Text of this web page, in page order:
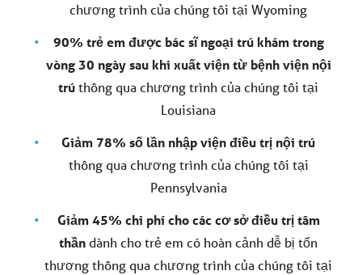
chương trình của chúng tôi tại Wyoming
90% trẻ em được bác sĩ ngoại trú khám trong
vòng 30 ngày sau khi xuất viện từ bệnh viện nội
trúthông qua chương trình của chúng tôi tại
Louisiana
Giảm 78% số lần nhập viện điều trị nội trú
thông qua chương trình của chúng tôi tại
Pennsylvania
Giảm 45% chi phí cho các cơ sở điều trị tâm
thầndành cho trẻ em có hoàn cảnh dễ bị tổn
thương thông qua chương trình của chúng tôi tại